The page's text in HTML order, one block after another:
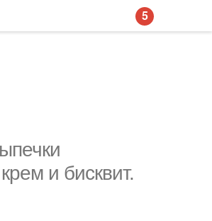
и бисквит.
5